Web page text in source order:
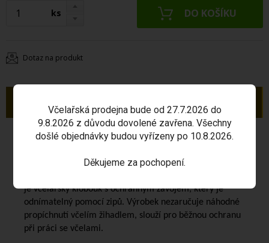
ks
Dotaz na produkt
Včelařská bunda s kloboukem č. 60je určena pro
má rukávy a spodní okraj bundy opatřeny gumou k
je včelařský klobouk s ochranným závojem, který je
odnímatelný pomocí zipů. Výrobek nezaručuje náhodné
propíchnutí včelím žihadlem, slouží pro běžnou ochranu
při práci se včelami.
Včelařská prodejna bude od 27.7.2026 do
9.8.2026 z důvodu dovolené zavřena. Všechny
došlé objednávky budou vyřízeny po 10.8.2026.
Děkujeme za pochopení.